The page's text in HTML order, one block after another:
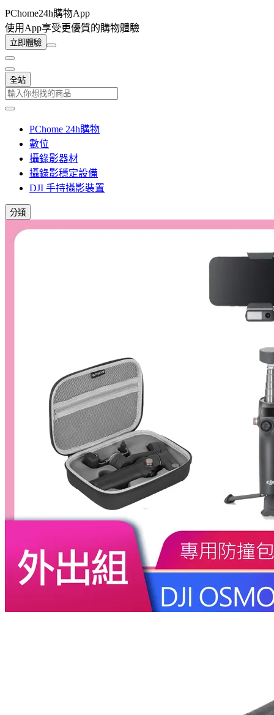
PChome24h購物App
使用App享受更優質的購物體驗
立即體驗
全站
PChome 24h購物
數位
攝錄影器材
攝錄影穩定設備
DJI 手持攝影裝置
分類